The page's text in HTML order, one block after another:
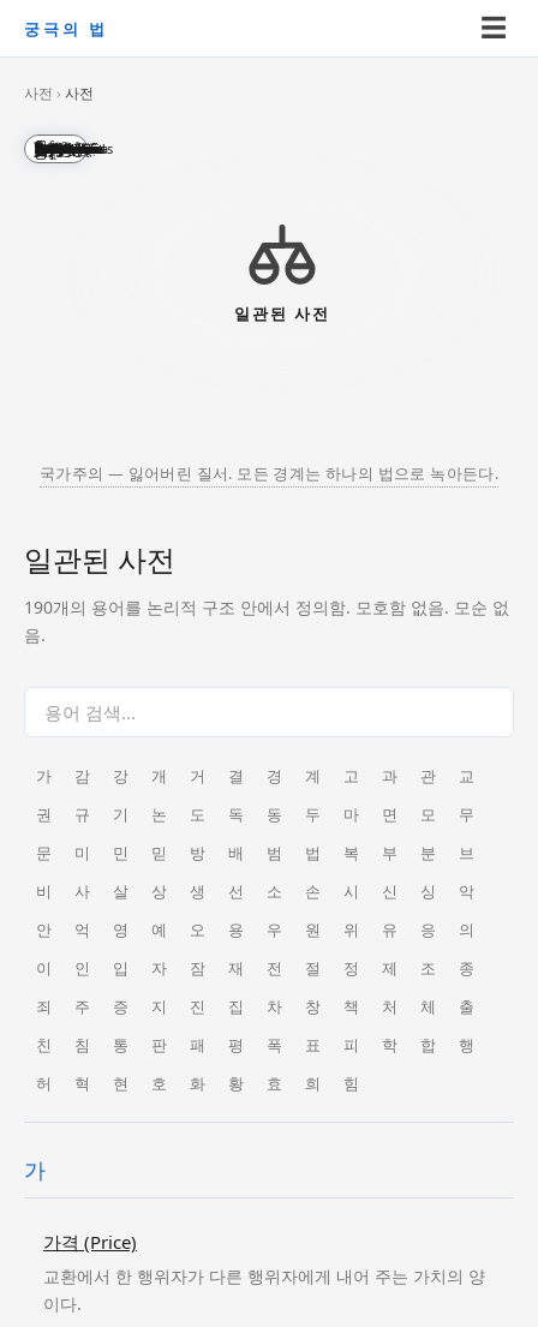
궁극의 법 ☰
사전 › 사전
English
Polski
Latina
中文
Esperanto
Русский
العربية
हिन्दी
日本語
Ελληνικά
Español
Français
한국어
עברית
বাংলা
தமிழ்
ไทย
ქართული
Հայերեն
አማርኛ
Deutsch
Nederlands
Dansk
Português
Italiano
తెలుగు
ಕನ್ನಡ
മലയാളം
ગુજરાતી
ਪੰਜਾਬੀ
සිංහල
ខ្មែរ
မြန်မာ
ଓଡ଼ିଆ
ລາວ
فارسی
اردو
Indonesia
Kiswahili
Čeština
Svenska
Norsk
Tiếng Việt
Türkçe
मराठी
Basa Jawa
Hausa
भोजपुरी
Yorùbá
پښتو
Urdu
Slovenčina
Српски
Srpski
Română
Bosanski
Íslenska
Suomi
Eesti
Latviešu
Lietuvių
일관된 사전
국가주의 — 잃어버린 질서. 모든 경계는 하나의 법으로 녹아든다.
일관된 사전
190개의 용어를 논리적 구조 안에서 정의함. 모호함 없음. 모순 없
음.
가 감 강 개 거 결 경 계 고 과 관
교
권
규 기 논 도 독 동 두 마 면 모
무
문
미 민 믿 방 배 범 법 복 부 분
브
비
사 살 상 생 선 소 손 시 신 싱
악
안
억 영 예 오 용 우 원 위 유 응
의
이
인 입 자 잠 재 전 절 정 제 조
종
죄
주 증 지 진 집 차 창 책 처 체
출
친
침 통 판 패 평 폭 표 피 학 합
행
허
혁 현 호 화 황 효 희 힘
가
가격 (Price)
교환에서 한 행위자가 다른 행위자에게 내어 주는 가치의 양
이다.